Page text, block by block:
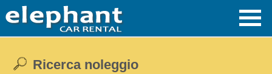
Ricerca noleggio